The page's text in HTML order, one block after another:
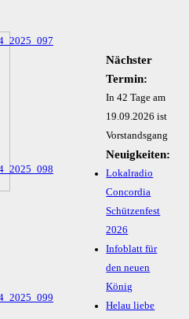
Nächster
Termin:
In 42 Tage am
19.09.2026 ist
Vorstandsgang
Neuigkeiten:
Lokalradio
Concordia
Schützenfest
2026
Infoblatt für
den neuen
König
Helau liebe